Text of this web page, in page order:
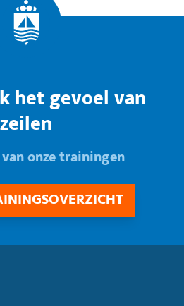
het gevoel van
zeilen
onze trainingen